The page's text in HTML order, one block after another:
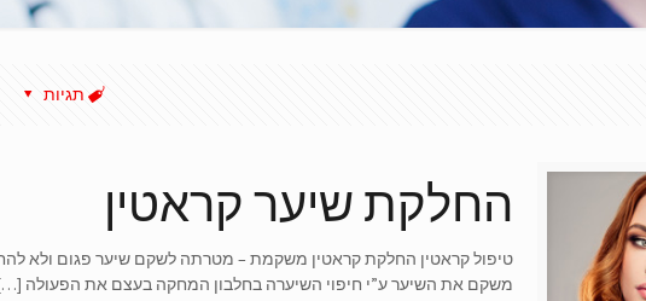
תגיות
החלקת שיער קראטין
טיפול קראטין החלקת קראטין משקמת – מטרתה לשקם שיער פגום ולא
משקם את השיער ע”י חיפוי השיערה בחלבון המחקה בעצם את הפעולה